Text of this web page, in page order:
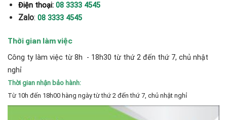
Điện thoại: 08 3333 4545
Zalo: 08 3333 4545
Thời gian làm việc
Công ty làm việc từ 8h - 18h30 từ thứ 2 đến thứ 7, chủ nhật
nghỉ
Thời gian nhận bảo hành:
Từ 10h đến 18h00 hàng ngày từ thứ 2 đến thứ 7, chủ nhật nghỉ